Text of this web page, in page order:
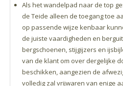
Als het wandelpad naar de top
de Teide alleen de toegang toe
op passende wijze kenbaar
de juiste vaardigheden en
bergschoenen, stijgijzers en
van de klant om over dergelijke
beschikken, aangezien de
volledig zal vrijwaren van enige